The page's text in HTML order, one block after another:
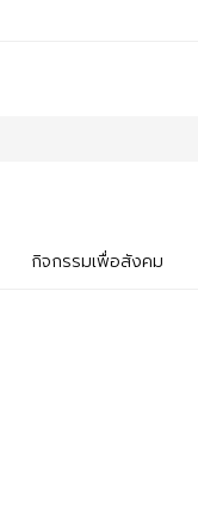
กิจกรรมเพื่อสังคม